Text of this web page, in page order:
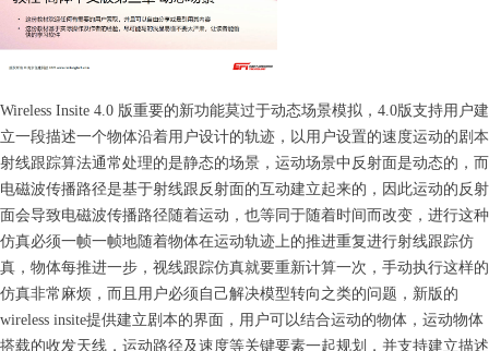
Wireless Insite 4.0 版重要的新功能莫过于动态场景模拟，4.0版支持用户建
立一段描述一个物体沿着用户设计的轨迹，以用户设置的速度运动的剧本
射线跟踪算法通常处理的是静态的场景，运动场景中反射面是动态的，而
电磁波传播路径是基于射线跟反射面的互动建立起来的，因此运动的反射
面会导致电磁波传播路径随着运动，也等同于随着时间而改变，进行这种
仿真必须一帧一帧地随着物体在运动轨迹上的推进重复进行射线跟踪仿
真，物体每推进一步，视线跟踪仿真就要重新计算一次，手动执行这样的
仿真非常麻烦，而且用户必须自己解决模型转向之类的问题，新版的
wireless insite提供建立剧本的界面，用户可以结合运动的物体，运动物体
搭载的收发天线，运动路径及速度等关键要素一起规划，并支持建立描述